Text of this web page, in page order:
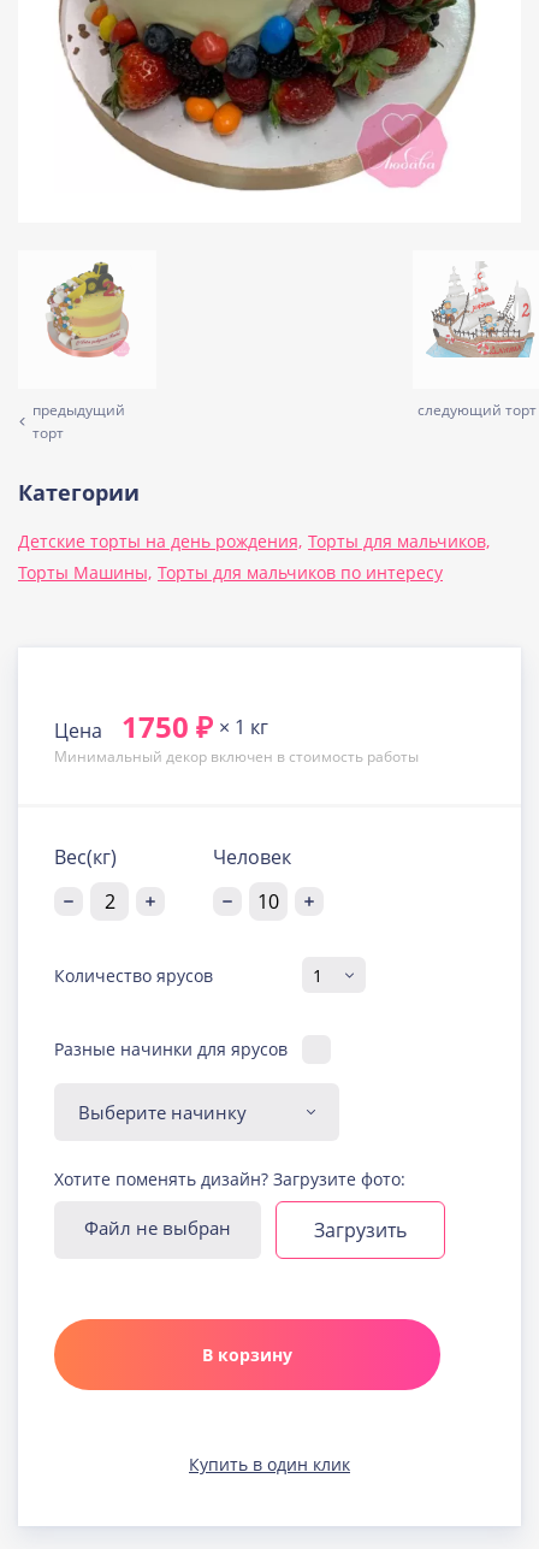
предыдущий
торт
следующий торт
Категории
Детские торты на день рождения, Торты для мальчиков,
Торты Машины, Торты для мальчиков по интересу
Цена 1750 ₽ × 1 кг
Минимальный декор включен в стоимость работы
Вес(кг) Человек
Количество ярусов
Разные начинки для ярусов
Диабетическая-
безглютеновая начинка
Узнать подробнее о начинке
Йогуртовая с ягодами
Узнать подробнее о начинке
Карамельная
Узнать подробнее о начинке
(постная)
Хотите поменять дизайн? Загрузите фото:
Файл не выбран Загрузить
В корзину
Купить в один клик